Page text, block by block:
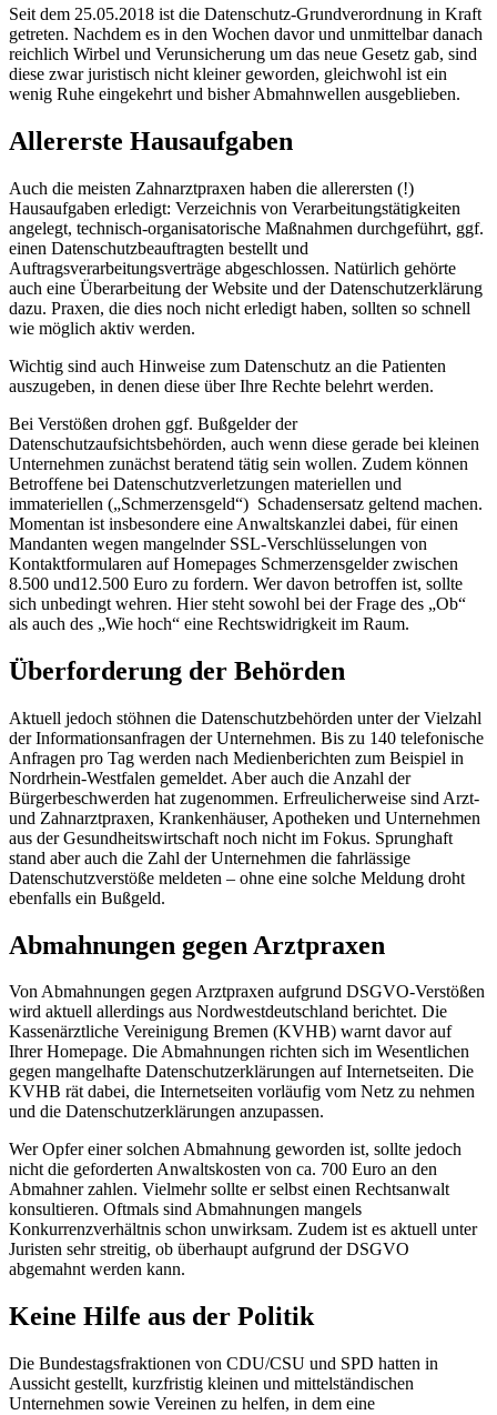
Seit dem 25.05.2018 ist die Datenschutz-Grundverordnung in Kraft
getreten. Nachdem es in den Wochen davor und unmittelbar danach
reichlich Wirbel und Verunsicherung um das neue Gesetz gab, sind
diese zwar juristisch nicht kleiner geworden, gleichwohl ist ein
wenig Ruhe eingekehrt und bisher Abmahnwellen ausgeblieben.
Allererste Hausaufgaben
Auch die meisten Zahnarztpraxen haben die allerersten (!)
Hausaufgaben erledigt: Verzeichnis von Verarbeitungstätigkeiten
angelegt, technisch-organisatorische Maßnahmen durchgeführt, ggf.
einen Datenschutzbeauftragten bestellt und
Auftragsverarbeitungsverträge abgeschlossen. Natürlich gehörte
auch eine Überarbeitung der Website und der Datenschutzerklärung
dazu. Praxen, die dies noch nicht erledigt haben, sollten so schnell
wie möglich aktiv werden.
Wichtig sind auch Hinweise zum Datenschutz an die Patienten
auszugeben, in denen diese über Ihre Rechte belehrt werden.
Bei Verstößen drohen ggf. Bußgelder der
Datenschutzaufsichtsbehörden, auch wenn diese gerade bei kleinen
Unternehmen zunächst beratend tätig sein wollen. Zudem können
Betroffene bei Datenschutzverletzungen materiellen und
immateriellen („Schmerzensgeld“) Schadensersatz geltend machen.
Momentan ist insbesondere eine Anwaltskanzlei dabei, für einen
Mandanten wegen mangelnder SSL-Verschlüsselungen von
Kontaktformularen auf Homepages Schmerzensgelder zwischen
8.500 und12.500 Euro zu fordern. Wer davon betroffen ist, sollte
sich unbedingt wehren. Hier steht sowohl bei der Frage des „Ob“
als auch des „Wie hoch“ eine Rechtswidrigkeit im Raum.
Überforderung der Behörden
Aktuell jedoch stöhnen die Datenschutzbehörden unter der Vielzahl
der Informationsanfragen der Unternehmen. Bis zu 140 telefonische
Anfragen pro Tag werden nach Medienberichten zum Beispiel in
Nordrhein-Westfalen gemeldet. Aber auch die Anzahl der
Bürgerbeschwerden hat zugenommen. Erfreulicherweise sind Arzt-
und Zahnarztpraxen, Krankenhäuser, Apotheken und Unternehmen
aus der Gesundheitswirtschaft noch nicht im Fokus. Sprunghaft
stand aber auch die Zahl der Unternehmen die fahrlässige
Datenschutzverstöße meldeten – ohne eine solche Meldung droht
ebenfalls ein Bußgeld.
Abmahnungen gegen Arztpraxen
Von Abmahnungen gegen Arztpraxen aufgrund DSGVO-Verstößen
wird aktuell allerdings aus Nordwestdeutschland berichtet. Die
Kassenärztliche Vereinigung Bremen (KVHB) warnt davor auf
Ihrer Homepage. Die Abmahnungen richten sich im Wesentlichen
gegen mangelhafte Datenschutzerklärungen auf Internetseiten. Die
KVHB rät dabei, die Internetseiten vorläufig vom Netz zu nehmen
und die Datenschutzerklärungen anzupassen.
Wer Opfer einer solchen Abmahnung geworden ist, sollte jedoch
nicht die geforderten Anwaltskosten von ca. 700 Euro an den
Abmahner zahlen. Vielmehr sollte er selbst einen Rechtsanwalt
konsultieren. Oftmals sind Abmahnungen mangels
Konkurrenzverhältnis schon unwirksam. Zudem ist es aktuell unter
Juristen sehr streitig, ob überhaupt aufgrund der DSGVO
abgemahnt werden kann.
Keine Hilfe aus der Politik
Die Bundestagsfraktionen von CDU/CSU und SPD hatten in
Aussicht gestellt, kurzfristig kleinen und mittelständischen
Unternehmen sowie Vereinen zu helfen, in dem eine